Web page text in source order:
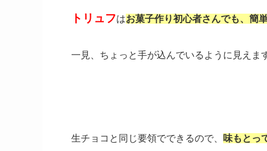
トリュフはお菓子作り初心者さんでも、簡
一見、ちょっと手が込んでいるように見えま
生チョコと同じ要領でできるので、 味もとっ